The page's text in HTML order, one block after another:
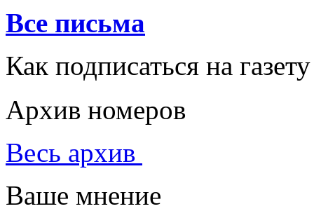
Все письма
Как подписаться на газету
Архив номеров
Весь архив
Ваше мнение